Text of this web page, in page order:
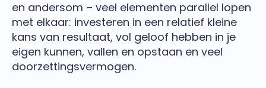
en andersom – veel elementen parallel lopen
met elkaar: investeren in een relatief kleine
kans van resultaat, vol geloof hebben in je
eigen kunnen, vallen en opstaan en veel
doorzettingsvermogen.